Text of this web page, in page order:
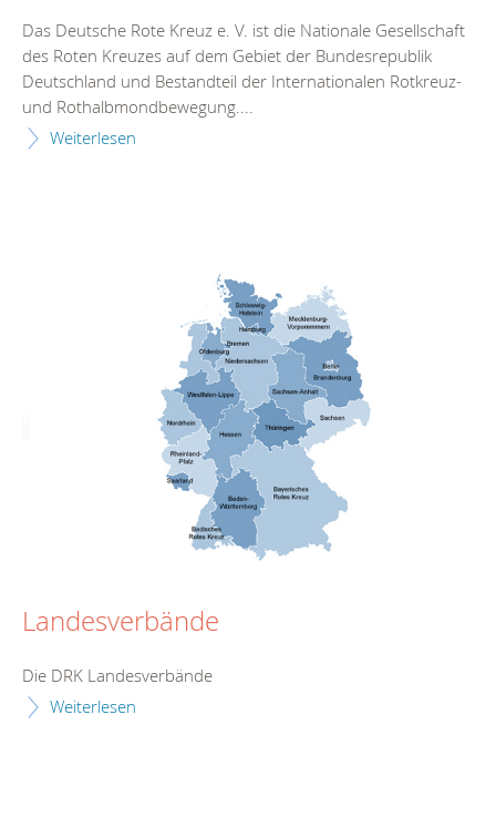
Das Deutsche Rote Kreuz e. V. ist die Nationale Gesellschaft
des Roten Kreuzes auf dem Gebiet der Bundesrepublik
Deutschland und Bestandteil der Internationalen Rotkreuz-
und Rothalbmondbewegung....
Weiterlesen
Landesverbände
Die DRK Landesverbände
Weiterlesen